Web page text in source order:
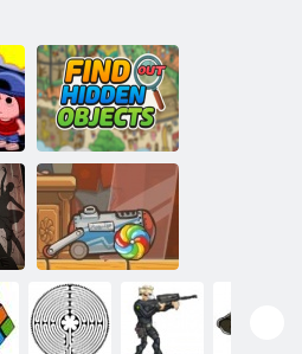
Uzziniet slēptu
objektu